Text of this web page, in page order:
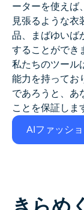
ーターを使えば
見張るような衣
品、まばゆいば
することができ
私たちのツール
能力を持ってお
であろうと、あ
ことを保証しま
AIファッシ